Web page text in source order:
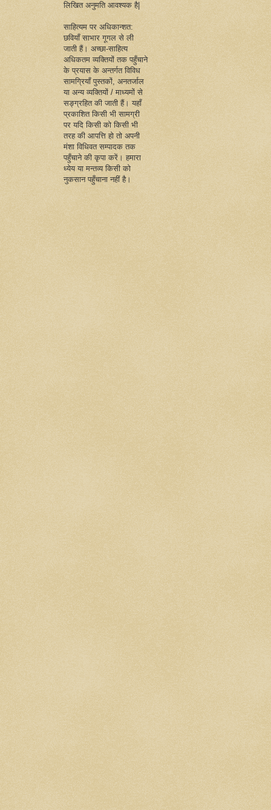
लिखित अनुमति आवश्यक है|
साहित्यम पर अधिकान्शत:
छवियाँ साभार गूगल से ली
जाती हैं। अच्छा-साहित्य
अधिकतम व्यक्तियों तक पहुँचाने
के प्रयास के अन्तर्गत विविध
सामग्रियाँ पुस्तकों, अनतर्जाल
या अन्य व्यक्तियों / माध्यमों से
सङ्ग्रहित की जाती हैं। यहाँ
प्रकाशित किसी भी सामग्री
पर यदि किसी को किसी भी
तरह की आपत्ति हो तो अपनी
मंशा विधिवत सम्पादक तक
पहुँचाने की कृपा करें। हमारा
ध्येय या मन्तव्य किसी को
नुकसान पहुँचाना नहीं है।